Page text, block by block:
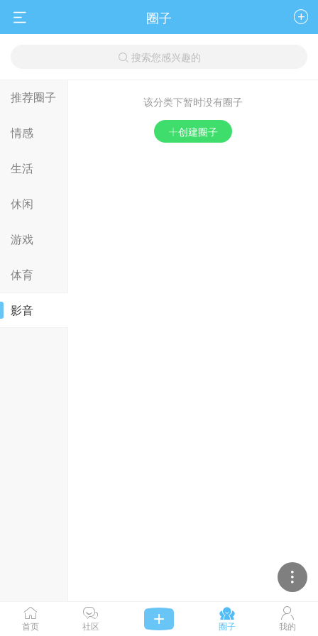
 
圈子
 搜索您感兴趣的
推荐圈子
情感
生活
休闲
游戏
体育
影音
该分类下暂时没有圈子
 创建圈子

首页

社区

圈子

我的